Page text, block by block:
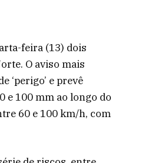
feira (13) dois
O aviso mais
‘perigo’ e prevê
e 100 mm ao longo do
60 e 100 km/h, com